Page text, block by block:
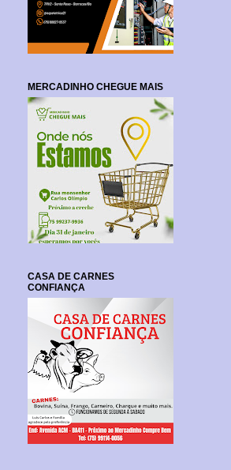
MERCADINHO CHEGUE MAIS
CASA DE CARNES
CONFIANÇA